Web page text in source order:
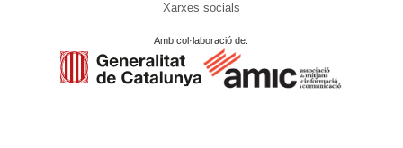
Xarxes socials
Amb col·laboració de: